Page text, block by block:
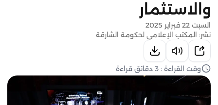
والاستثمار
السبت 22 فبراير 2025
نشر: المكتب الإعلامي لحكومة الشارقة
وقت القراءة : 3 دقائق قراءة